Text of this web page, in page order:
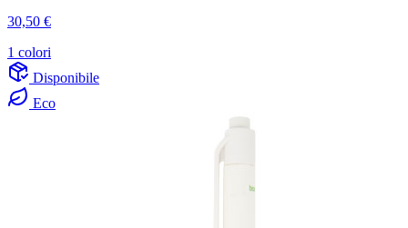
30,50 €
1 colori
Disponibile
Eco